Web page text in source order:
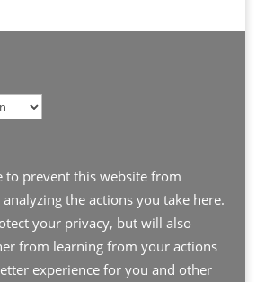
to prevent this website from
the actions you take here.
your privacy, but will also
from learning from your actions
experience for you and other